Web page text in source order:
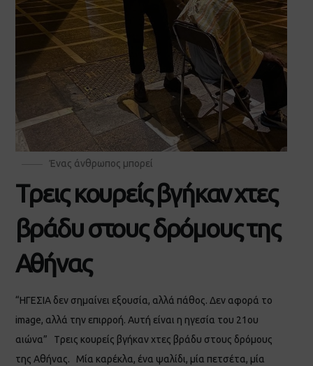
Ένας άνθρωπος μπορεί
Tρεις κουρείς βγήκαν χτες
βράδυ στους δρόμους της
Αθήνας
“ΗΓΕΣΙΑ δεν σημαίνει εξουσία, αλλά πάθος. Δεν αφορά το
image, αλλά την επιρροή. Αυτή είναι η ηγεσία του 21ου
αιώνα” Tρεις κουρείς βγήκαν χτες βράδυ στους δρόμους
της Αθήνας. Μία καρέκλα, ένα ψαλίδι, μία πετσέτα, μία